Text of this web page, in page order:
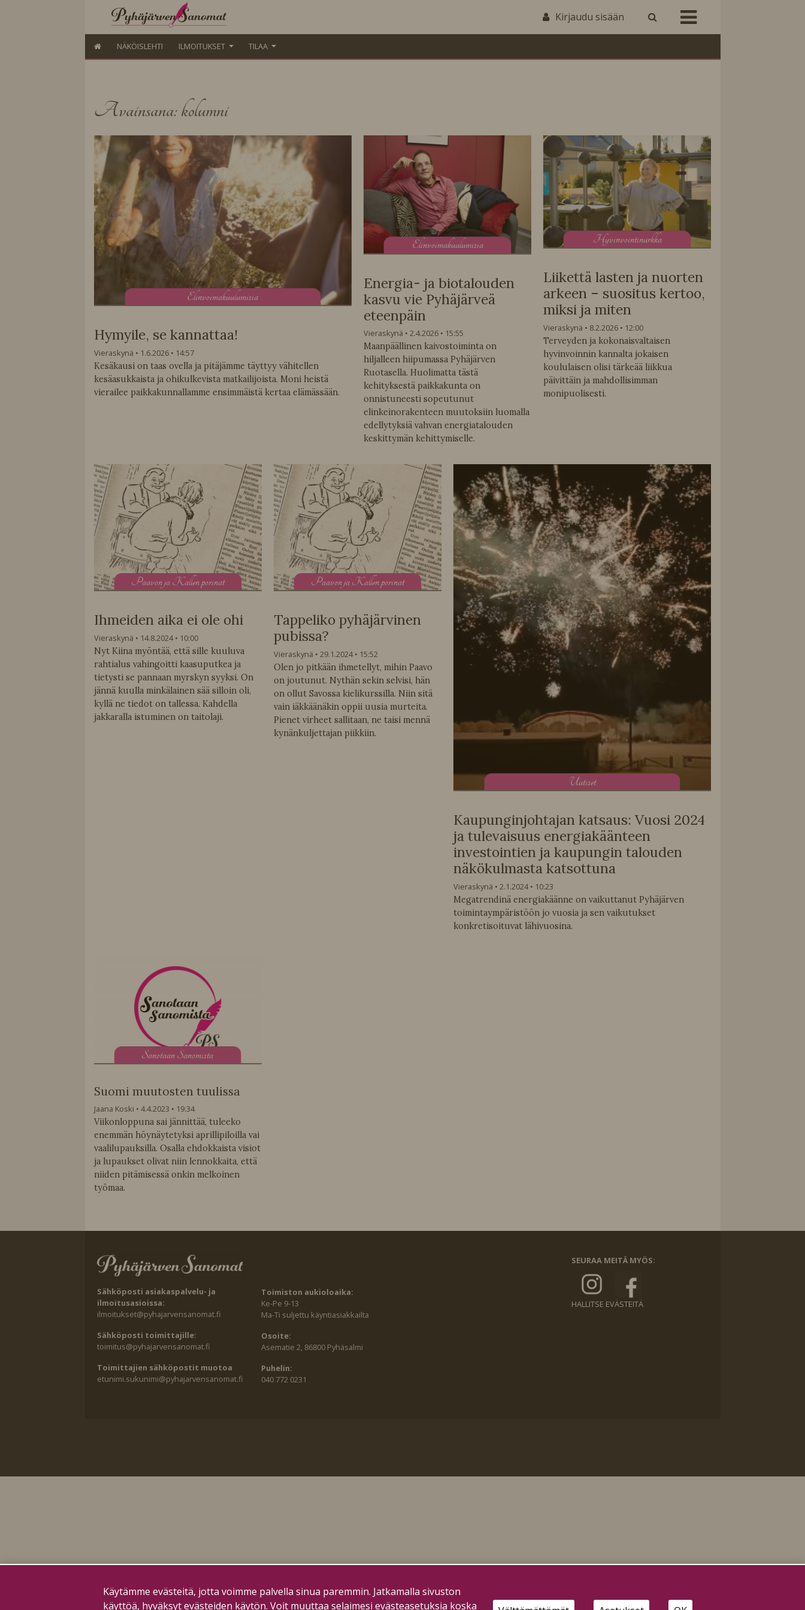
Kirjaudu sisään
NÄKÖISLEHTI ILMOITUKSET TILAA
Avainsana: kolumni
Elinvoimakuulumisia
Hymyile, se kannattaa!
Vieraskynä 1.6.2026
14:57
Kesäkausi on taas ovella ja pitäjämme täyttyy vähitellen
kesäasukkaista ja ohikulkevista matkailijoista. Moni heistä
vierailee paikkakunnallamme ensimmäistä kertaa elämässään.
Elinvoimakuulumisia
Energia- ja biotalouden
kasvu vie Pyhäjärveä
eteenpäin
Vieraskynä 2.4.2026
15:55
Maanpäällinen kaivostoiminta on
hiljalleen hiipumassa Pyhäjärven
Ruotasella. Huolimatta tästä
kehityksestä paikkakunta on
onnistuneesti sopeutunut
elinkeinorakenteen muutoksiin luomalla
edellytyksiä vahvan energiatalouden
keskittymän kehittymiselle.
Hyvinvointinurkka
Liikettä lasten ja nuorten
arkeen – suositus kertoo,
miksi ja miten
Vieraskynä 8.2.2026
12:00
Terveyden ja kokonaisvaltaisen
hyvinvoinnin kannalta jokaisen
koululaisen olisi tärkeää liikkua
päivittäin ja mahdollisimman
monipuolisesti.
Paavon ja Kallen porinat
Ihmeiden aika ei ole ohi
Vieraskynä 14.8.2024
10:00
Nyt Kiina myöntää, että sille kuuluva
rahtialus vahingoitti kaasuputkea ja
tietysti se pannaan myrskyn syyksi. On
jännä kuulla minkälainen sää silloin oli,
kyllä ne tiedot on tallessa. Kahdella
jakkaralla istuminen on taitolaji.
Paavon ja Kallen porinat
Tappeliko pyhäjärvinen
pubissa?
Vieraskynä 29.1.2024
15:52
Olen jo pitkään ihmetellyt, mihin Paavo
on joutunut. Nythän sekin selvisi, hän
on ollut Savossa kielikurssilla. Niin sitä
vain iäkkäänäkin oppii uusia murteita.
Pienet virheet sallitaan, ne taisi mennä
kynänkuljettajan piikkiin.
Uutiset
Kaupunginjohtajan katsaus: Vuosi 2024
ja tulevaisuus energiakäänteen
investointien ja kaupungin talouden
näkökulmasta katsottuna
Vieraskynä 2.1.2024
10:23
Megatrendinä energiakäänne on vaikuttanut Pyhäjärven
toimintaympäristöön jo vuosia ja sen vaikutukset
konkretisoituvat lähivuosina.
Sanotaan Sanomista
Suomi muutosten tuulissa
Jaana Koski 4.4.2023
19:34
Viikonloppuna sai jännittää, tuleeko
enemmän höynäytetyksi aprillipiloilla vai
vaalilupauksilla. Osalla ehdokkaista visiot
ja lupaukset olivat niin lennokkaita, että
niiden pitämisessä onkin melkoinen
työmaa.
Sähköposti asiakaspalvelu- ja
ilmoitusasioissa:
ilmoitukset@pyhajarvensanomat.fi
Sähköposti toimittajille:
toimitus@pyhajarvensanomat.fi
Toimittajien sähköpostit muotoa
etunimi.sukunimi@pyhajarvensanomat.fi
Toimiston aukioloaika:
Ke-Pe 9-13
Ma-Ti suljettu käyntiasiakkailta
Osoite:
Asematie 2, 86800 Pyhäsalmi
Puhelin:
040 772 0231
SEURAA MEITÄ MYÖS:
HALLITSE EVÄSTEITÄ
Käytämme evästeitä, jotta voimme palvella sinua paremmin. Jatkamalla sivuston
käyttöä, hyväksyt evästeiden käytön. Voit muuttaa selaimesi evästeasetuksia koska